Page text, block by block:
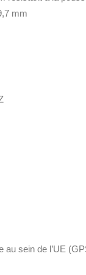
mm
au sein de l’UE